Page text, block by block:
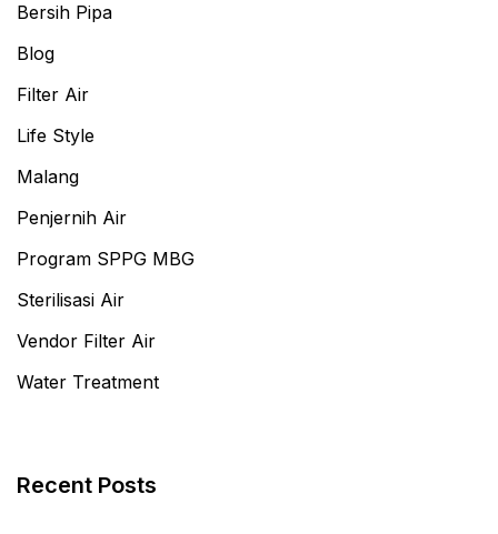
Bersih Pipa
Blog
Filter Air
Life Style
Malang
Penjernih Air
Program SPPG MBG
Sterilisasi Air
Vendor Filter Air
Water Treatment
Recent Posts